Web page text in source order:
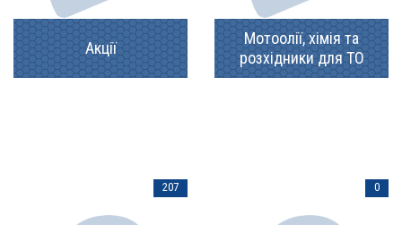
Акції
Мотоолії, хімія та
розхідники для ТО
207 0